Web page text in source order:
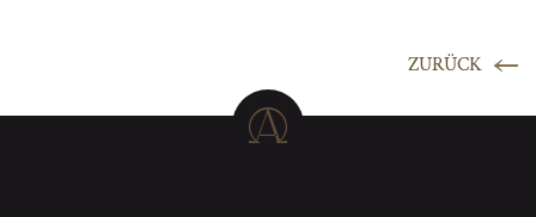
ZURÜCK